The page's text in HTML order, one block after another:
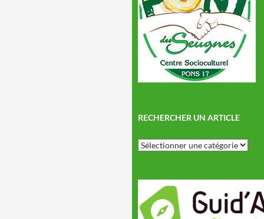
RECHERCHER UN ARTICLE
Rechercher
un